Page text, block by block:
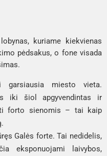
kuriame kiekvienas
pėdsakus, o fone visada
garsiausia miesto vieta.
iki šiol apgyvendintas ir
forto sienomis – tai kaip
Galės forte. Tai nedidelis,
eksponuojami laivybos,